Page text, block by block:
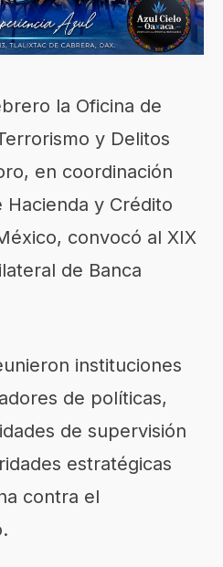
la Oficina de
y Delitos
en coordinación
y Crédito
convocó al XIX
de Banca
instituciones
de políticas,
de supervisión
estratégicas
contra el